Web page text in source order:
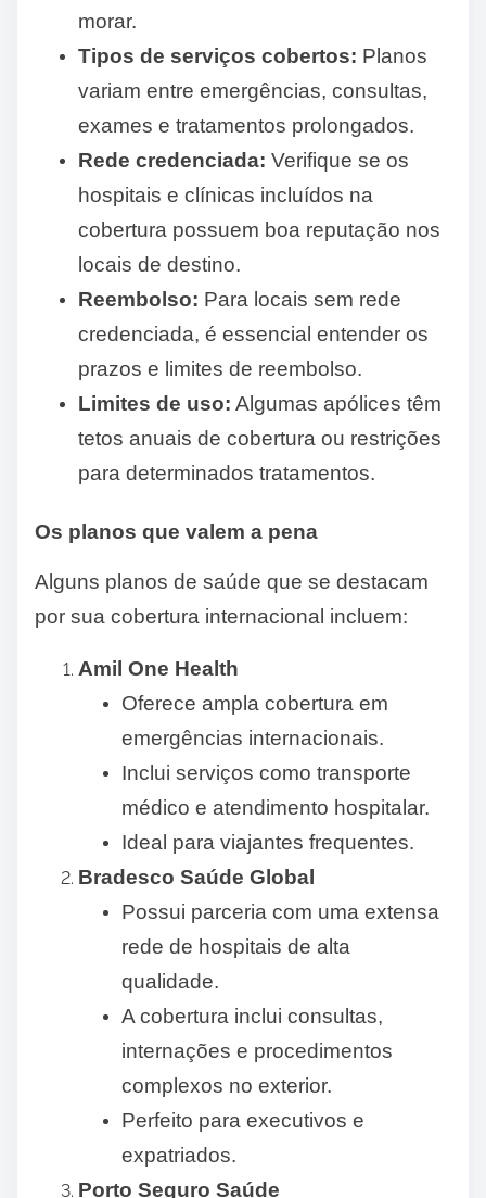
morar.
Tipos de serviços cobertos: Planos
variam entre emergências, consultas,
exames e tratamentos prolongados.
Rede credenciada: Verifique se os
hospitais e clínicas incluídos na
cobertura possuem boa reputação nos
locais de destino.
Reembolso: Para locais sem rede
credenciada, é essencial entender os
prazos e limites de reembolso.
Limites de uso: Algumas apólices têm
tetos anuais de cobertura ou restrições
para determinados tratamentos.
Os planos que valem a pena
Alguns planos de saúde que se destacam
por sua cobertura internacional incluem:
Amil One Health
Oferece ampla cobertura em
emergências internacionais.
Inclui serviços como transporte
médico e atendimento hospitalar.
Ideal para viajantes frequentes.
Bradesco Saúde Global
Possui parceria com uma extensa
rede de hospitais de alta
qualidade.
A cobertura inclui consultas,
internações e procedimentos
complexos no exterior.
Perfeito para executivos e
expatriados.
Porto Seguro Saúde